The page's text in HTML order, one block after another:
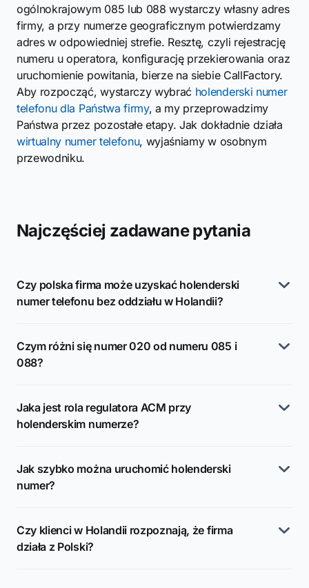
ogólnokrajowym 085 lub 088 wystarczy własny adres
firmy, a przy numerze geograficznym potwierdzamy
adres w odpowiedniej strefie. Resztę, czyli rejestrację
numeru u operatora, konfigurację przekierowania oraz
uruchomienie powitania, bierze na siebie CallFactory.
Aby rozpocząć, wystarczy wybrać holenderski numer
telefonu dla Państwa firmy, a my przeprowadzimy
Państwa przez pozostałe etapy. Jak dokładnie działa
wirtualny numer telefonu, wyjaśniamy w osobnym
przewodniku.
Najczęściej zadawane pytania
Czy polska firma może uzyskać holenderski
numer telefonu bez oddziału w Holandii?
Czym różni się numer 020 od numeru 085 i
088?
Jaka jest rola regulatora ACM przy
holenderskim numerze?
Jak szybko można uruchomić holenderski
numer?
Czy klienci w Holandii rozpoznają, że firma
działa z Polski?